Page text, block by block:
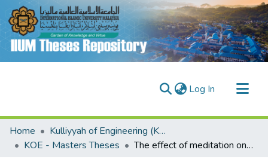
Log In (current)
Communities & Collections
Research Outputs
Home
Kulliyyah of Engineering (KOE)
KOE - Masters Theses
The effect of meditation on brain relaxation incorporating different physiological activities